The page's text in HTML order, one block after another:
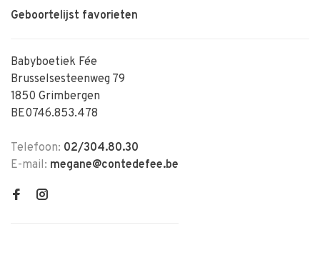
Geboortelijst favorieten
Babyboetiek Fée
Brusselsesteenweg 79
1850 Grimbergen
BE0746.853.478
Telefoon: 02/304.80.30
E-mail: megane@contedefee.be